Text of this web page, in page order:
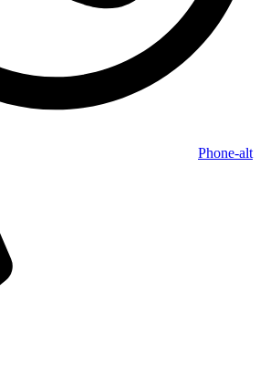
Phone-alt